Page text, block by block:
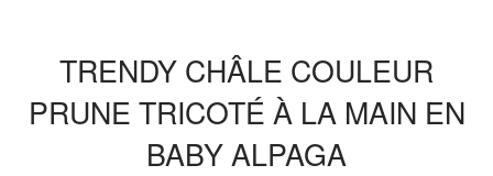
TRENDY CHÂLE COULEUR
PRUNE TRICOTÉ À LA MAIN EN
BABY ALPAGA